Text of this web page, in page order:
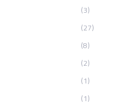
(3)
(27)
(8)
(2)
(1)
(1)